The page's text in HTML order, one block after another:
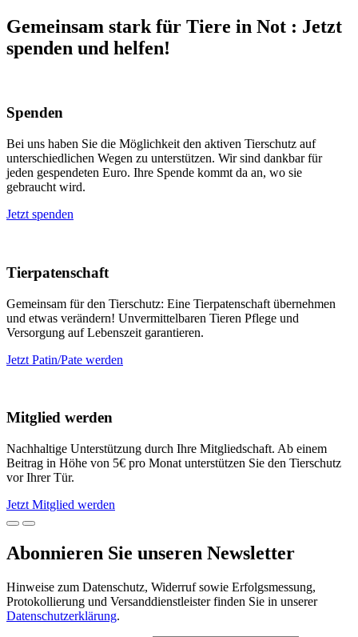
Gemeinsam stark für Tiere in Not : Jetzt
spenden und helfen!
Spenden
Bei uns haben Sie die Möglichkeit den aktiven Tierschutz auf
unterschiedlichen Wegen zu unterstützen. Wir sind dankbar für
jeden gespendeten Euro. Ihre Spende kommt da an, wo sie
gebraucht wird.
Jetzt spenden
Tierpatenschaft
Gemeinsam für den Tierschutz: Eine Tierpatenschaft übernehmen
und etwas verändern! Unvermittelbaren Tieren Pflege und
Versorgung auf Lebenszeit garantieren.
Jetzt Patin/Pate werden
Mitglied werden
Nachhaltige Unterstützung durch Ihre Mitgliedschaft. Ab einem
Beitrag in Höhe von 5€ pro Monat unterstützen Sie den Tierschutz
vor Ihrer Tür.
Jetzt Mitglied werden
Abonnieren Sie unseren Newsletter
Hinweise zum Datenschutz, Widerruf sowie Erfolgsmessung,
Protokollierung und Versanddienstleister finden Sie in unserer
Datenschutzerklärung.